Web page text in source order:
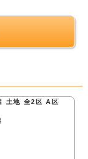
土地 全2区 A区